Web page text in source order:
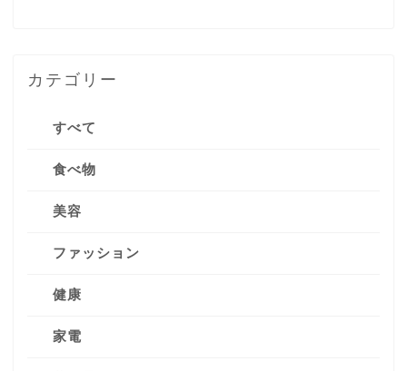
カテゴリー
すべて
食べ物
美容
ファッション
健康
家電